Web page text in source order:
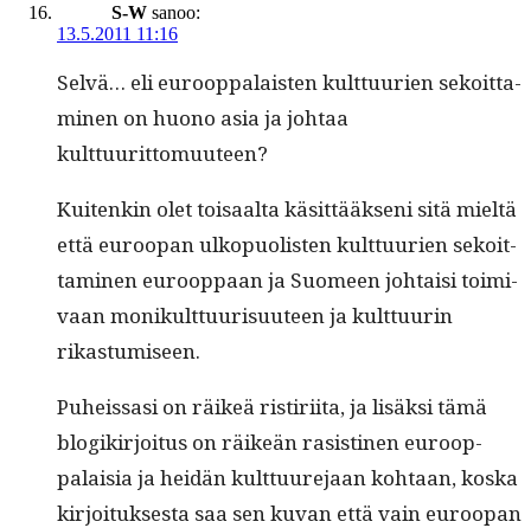
S-W sanoo:
13.5.2011 11:16
Selvä… eli euroop­palais­ten kult­tuurien sekoit­ta­
mi­nen on huono asia ja johtaa
kulttuurittomuuteen?
Kuitenkin olet toisaal­ta käsit­tääk­seni sitä mieltä
että euroopan ulkop­uolis­ten kult­tuurien sekoit­
ta­mi­nen euroop­paan ja Suomeen johtaisi toimi­
vaan monikult­tuurisu­u­teen ja kult­tuurin
rikastumiseen.
Puheis­sasi on räikeä ris­tiri­ita, ja lisäk­si tämä
blogikir­joi­tus on räikeän rasisti­nen euroop­
palaisia ja hei­dän kult­tuure­jaan kohtaan, kos­ka
kir­joituk­ses­ta saa sen kuvan että vain euroopan